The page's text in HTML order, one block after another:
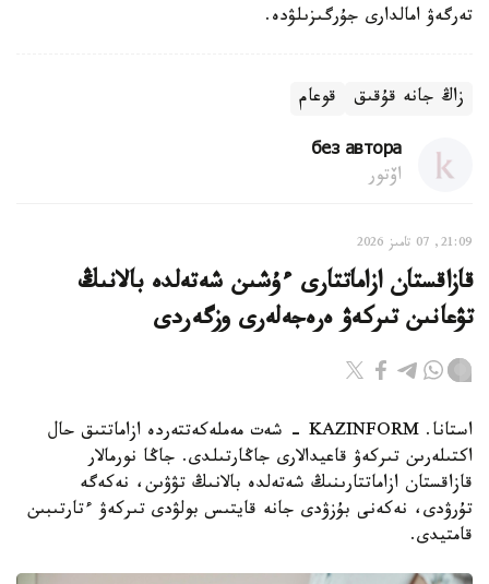
تەرگەۋ امالدارى جۇرگىزىلۋدە.
زاڭ جانە قۇقىق قوعام
без автора
اۆتور
21:09, 07 تامىز 2026
قازاقستان ازاماتتارى ءۇشىن شەتەلدە بالانىڭ
تۋعانىن تىركەۋ ەرەجەلەرى وزگەردى
استانا. KAZINFORM - شەت مەملەكەتتەردە ازاماتتىق حال
اكتىلەرىن تىركەۋ قاعيدالارى جاڭارتىلدى. جاڭا نورمالار
قازاقستان ازاماتتارىنىڭ شەتەلدە بالانىڭ تۋۋىن، نەكەگە
تۇرۋدى، نەكەنى بۇزۋدى جانە قايتىس بولۋدى تىركەۋ ءتارتىبىن
قامتيدى.